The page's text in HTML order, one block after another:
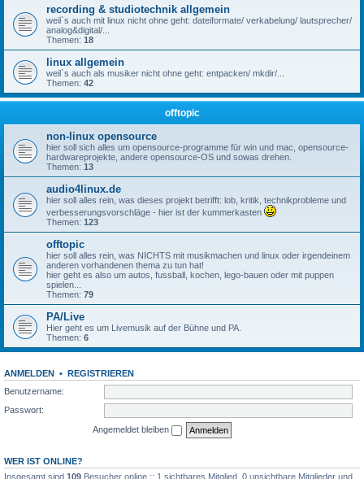
recording & studiotechnik allgemein
weil`s auch mit linux nicht ohne geht: dateiformate/ verkabelung/ lautsprecher/
analog&digital/...
Themen: 18
linux allgemein
weil`s auch als musiker nicht ohne geht: entpacken/ mkdir/...
Themen: 42
offtopic
non-linux opensource
hier soll sich alles um opensource-programme für win und mac, opensource-
hardwareprojekte, andere opensource-OS und sowas drehen.
Themen: 13
audio4linux.de
hier soll alles rein, was dieses projekt betrifft: lob, kritik, technikprobleme und
verbesserungsvorschläge - hier ist der kummerkasten
Themen: 123
offtopic
hier soll alles rein, was NICHTS mit musikmachen und linux oder irgendeinem
anderen vorhandenen thema zu tun hat!
hier geht es also um autos, fussball, kochen, lego-bauen oder mit puppen
spielen...
Themen: 79
PA/Live
Hier geht es um Livemusik auf der Bühne und PA.
Themen: 6
ANMELDEN • REGISTRIEREN
Benutzername:
Passwort:
Angemeldet bleiben
WER IST ONLINE?
Insgesamt sind 109 Besucher online :: 1 sichtbares Mitglied, 0 unsichtbare Mitglieder und